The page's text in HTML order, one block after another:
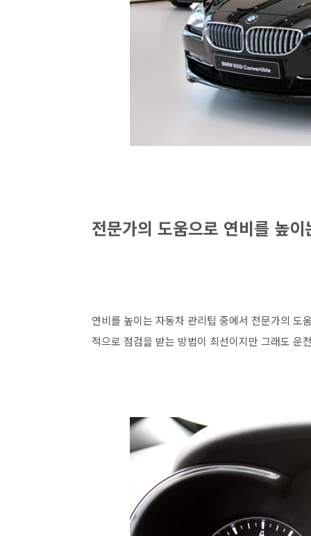
전문가의 도움으로 연비를 높
연비를 높이는 자동차 관리팁 중에서 전문가의 도
적으로 점검을 받는 방법이 최선이지만 그래도 운